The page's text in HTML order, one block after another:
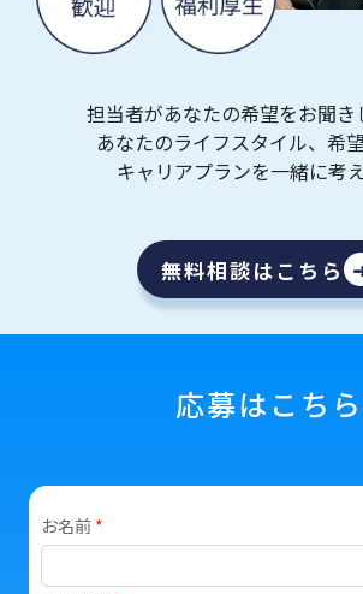
担当者があなたの希望をお聞き
あなたのライフスタイル、希
キャリアプランを一緒に考え
無料相談はこちら
応募はこちら
お名前 *